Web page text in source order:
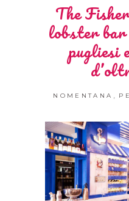
The
lobster
pugliesi
NOMENTANA ,